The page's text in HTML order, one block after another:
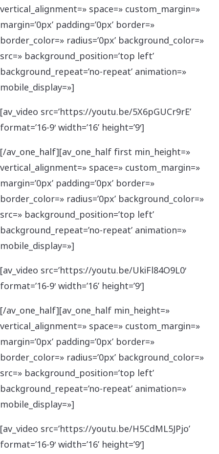
vertical_alignment=» space=» custom_margin=»
margin=’0px’ padding=’0px’ border=»
border_color=» radius=’0px’ background_color=»
src=» background_position=’top left’
background_repeat=’no-repeat’ animation=»
mobile_display=»]
[av_video src=’https://youtu.be/5X6pGUCr9rE’
format=’16-9′ width=’16’ height=’9′]
[/av_one_half][av_one_half first min_height=»
vertical_alignment=» space=» custom_margin=»
margin=’0px’ padding=’0px’ border=»
border_color=» radius=’0px’ background_color=»
src=» background_position=’top left’
background_repeat=’no-repeat’ animation=»
mobile_display=»]
[av_video src=’https://youtu.be/UkiFl84O9L0′
format=’16-9′ width=’16’ height=’9′]
[/av_one_half][av_one_half min_height=»
vertical_alignment=» space=» custom_margin=»
margin=’0px’ padding=’0px’ border=»
border_color=» radius=’0px’ background_color=»
src=» background_position=’top left’
background_repeat=’no-repeat’ animation=»
mobile_display=»]
[av_video src=’https://youtu.be/H5CdML5JPjo’
format=’16-9′ width=’16’ height=’9′]